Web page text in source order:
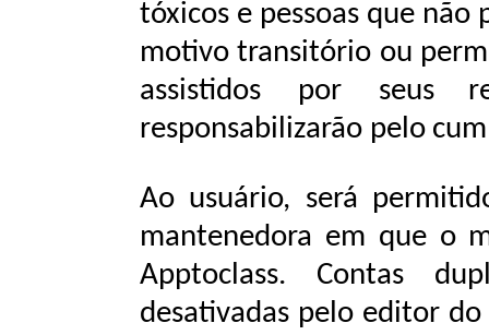
tóxicos e pessoas que não
motivo transitório ou
assistidos por seus
responsabilizarão pelo
Ao usuário, será
mantenedora em que o
Apptoclass. Contas
desativadas pelo editor